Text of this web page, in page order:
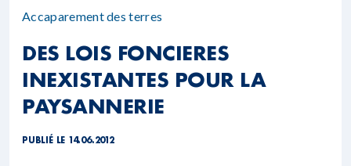
Accaparement des terres
DES LOIS FONCIERES
INEXISTANTES POUR LA
PAYSANNERIE
PUBLIÉ LE 14.06.2012